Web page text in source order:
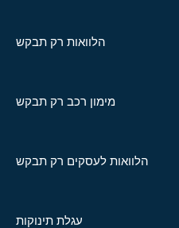
הלוואות רק תבקש
מימון רכב רק תבקש
הלוואות לעסקים רק תבקש
עגלת תינוקות